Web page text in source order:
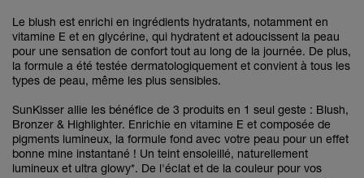
Le blush est enrichi en ingrédients hydratants, notamment en
vitamine E et en glycérine, qui hydratent et adoucissent la peau
pour une sensation de confort tout au long de la journée. De plus,
la formule a été testée dermatologiquement et convient à tous les
types de peau, même les plus sensibles.
SunKisser allie les bénéfice de 3 produits en 1 seul geste : Blush,
Bronzer & Highlighter. Enrichie en vitamine E et composée de
pigments lumineux, la formule fond avec votre peau pour un effet
bonne mine instantané ! Un teint ensoleillé, naturellement
lumineux et ultra glowy*. De l'éclat et de la couleur pour vos